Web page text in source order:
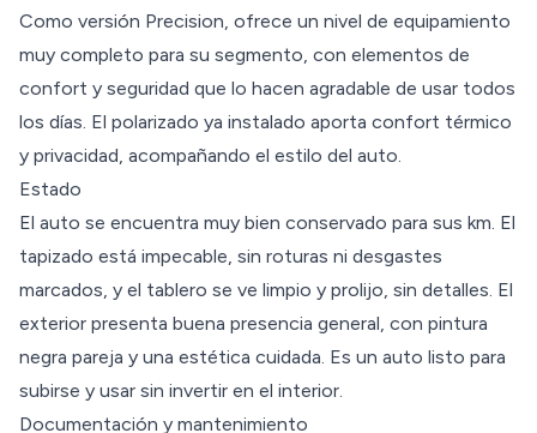
Como versión Precision, ofrece un nivel de equipamiento
muy completo para su segmento, con elementos de
confort y seguridad que lo hacen agradable de usar todos
los días. El polarizado ya instalado aporta confort térmico
y privacidad, acompañando el estilo del auto.
Estado
El auto se encuentra muy bien conservado para sus km. El
tapizado está impecable, sin roturas ni desgastes
marcados, y el tablero se ve limpio y prolijo, sin detalles. El
exterior presenta buena presencia general, con pintura
negra pareja y una estética cuidada. Es un auto listo para
subirse y usar sin invertir en el interior.
Documentación y mantenimiento